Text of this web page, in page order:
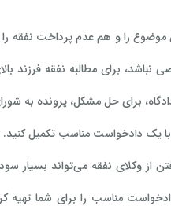
۱۸ سال مشخص باشد و بتوان هم این موضوع را و هم
برای حل مشکل، پرونده به
با یک دادخواست مناسب تکمیل
از وکلای نفقه می‌تواند بسیار
مناسب را برای شما تهیه